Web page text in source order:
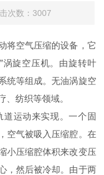
次数：3007
将空气压缩的设备，它
涡旋空压机。由旋转叶
统等组成。无油涡旋空
、纺织等领域。
道运动来实现。一个固
空气被吸入压缩腔。在
小压缩腔体积来改变压
，然后被冷却。由于两